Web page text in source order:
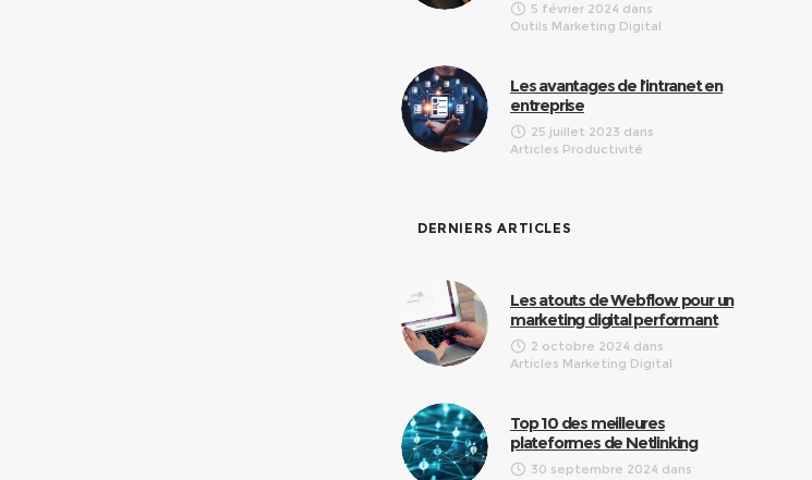
5 février 2024 dans
Outils Marketing Digital
Les avantages de l’intranet en
entreprise
25 juillet 2023 dans
Articles Productivité
DERNIERS ARTICLES
Les atouts de Webflow pour un
marketing digital performant
2 octobre 2024 dans
Articles Marketing Digital
Top 10 des meilleures
plateformes de Netlinking
30 septembre 2024 dans